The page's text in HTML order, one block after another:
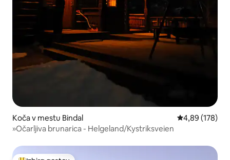
Koča v mestu Bindal Povprečna
4,89 (178)
»Očarljiva brunarica - Helgeland/Kystriksveien